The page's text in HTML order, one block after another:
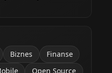
Biznes
Finanse
Open Source